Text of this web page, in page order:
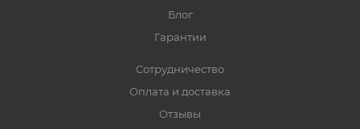
Блог
Гарантии
Сотрудничество
Оплата и доставка
Отзывы